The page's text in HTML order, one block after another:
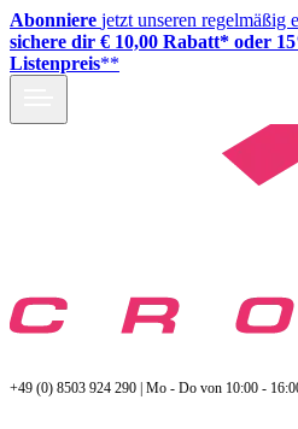
Abonniere jetzt unseren regelmäßig
sichere dir € 10,00 Rabatt* oder
Listenpreis**
+49 (0) 8503 924 290 | Mo - Do von 10:00 -